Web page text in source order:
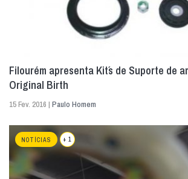
Filourém apresenta Kit´s de Suporte de
Original Birth
15 Fev. 2016 | Paulo Homem
NOTÍCIAS + 1